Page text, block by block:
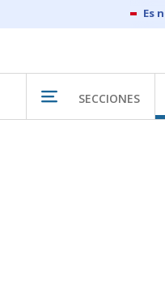
SECCIONES